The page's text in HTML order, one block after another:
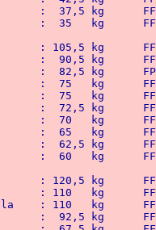
5°
6°
1°
2°
3° Lauryane
4°
5°
6°
7°
8°
9° Virginie Longuet		:  62,5 kg
10°
1°
2°
3° Marie-
4°